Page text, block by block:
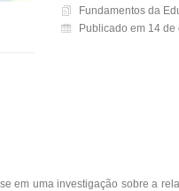
Fundamentos da
Publicado em 14
em uma investigação sobre a